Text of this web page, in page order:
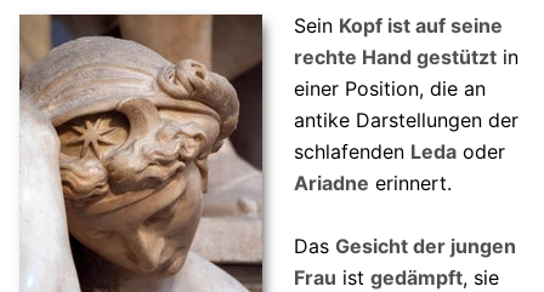
Sein Kopf ist auf seine
rechte Hand gestütztin
einer Position, die an
antike Darstellungen der
schlafenden Ledaoder
Ariadne erinnert.
Das Gesicht der jungen
Frau ist gedämpft, sie